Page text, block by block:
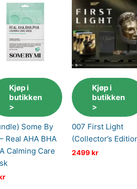
Kjøp i
butikken
>
Some By
Real AHA BHA
Calming Care
Kjøp i
butikken
>
007 First Light
(Collector’s
2499kr